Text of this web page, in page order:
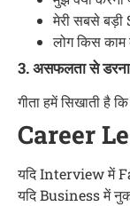
मेरी सबसे
लोग किस काम
3. असफलता से डरना
गीता हमें सिखाती है
Career
यदि Interview में
यदि Business में